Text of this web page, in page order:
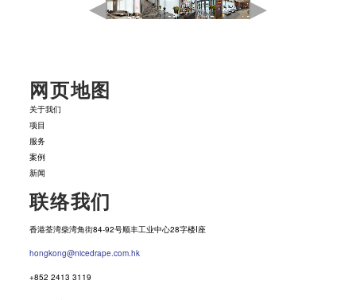
网页地图
关于我们
项目
服务
案例
新闻
联络我们
香港荃湾柴湾角街84-92号顺丰工业中心28字楼I座
hongkong@nicedrape.com.hk
+852 2413 3119